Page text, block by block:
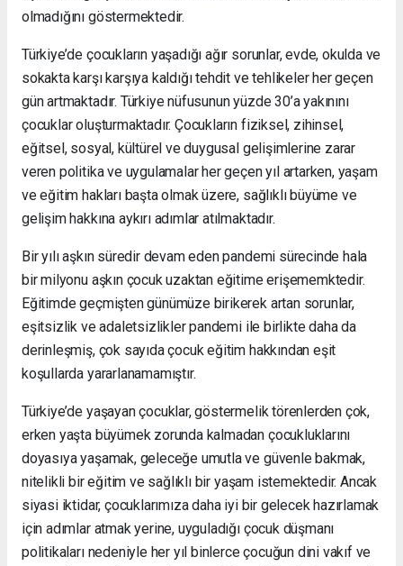
olmadığını göstermektedir.
Türkiye’de çocukların yaşadığı ağır sorunlar, evde, okulda ve
sokakta karşı karşıya kaldığı tehdit ve tehlikeler her geçen
gün artmaktadır. Türkiye nüfusunun yüzde 30’a yakınını
çocuklar oluşturmaktadır. Çocukların fiziksel, zihinsel,
eğitsel, sosyal, kültürel ve duygusal gelişimlerine zarar
veren politika ve uygulamalar her geçen yıl artarken, yaşam
ve eğitim hakları başta olmak üzere, sağlıklı büyüme ve
gelişim hakkına aykırı adımlar atılmaktadır.
Bir yılı aşkın süredir devam eden pandemi sürecinde hala
bir milyonu aşkın çocuk uzaktan eğitime erişememktedir.
Eğitimde geçmişten günümüze birikerek artan sorunlar,
eşitsizlik ve adaletsizlikler pandemi ile birlikte daha da
derinleşmiş, çok sayıda çocuk eğitim hakkından eşit
koşullarda yararlanamamıştır.
Türkiye’de yaşayan çocuklar, göstermelik törenlerden çok,
erken yaşta büyümek zorunda kalmadan çocukluklarını
doyasıya yaşamak, geleceğe umutla ve güvenle bakmak,
nitelikli bir eğitim ve sağlıklı bir yaşam istemektedir. Ancak
siyasi iktidar, çocuklarımıza daha iyi bir gelecek hazırlamak
için adımlar atmak yerine, uyguladığı çocuk düşmanı
politikaları nedeniyle her yıl binlerce çocuğun dini vakıf ve